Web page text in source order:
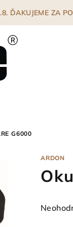
ĎAKUJEME ZA
G6000
ARDON